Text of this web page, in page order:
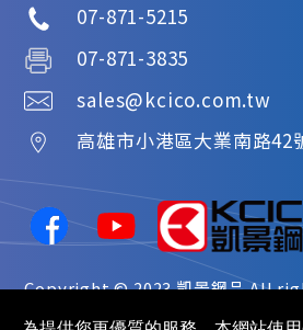
07-871-5215
07-871-3835
sales@kcico.com.tw
高雄市小港區大業南路42
Copyright © 2023凱景鋼品All
網站地圖